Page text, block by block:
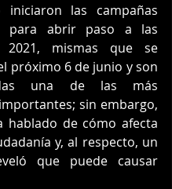
iniciaron las campañas
para abrir paso a las
2021, mismas que se
próximo 6 de junio y son
una de las más
sin embargo,
hablado de cómo afecta
y, al respecto, un
que puede causar